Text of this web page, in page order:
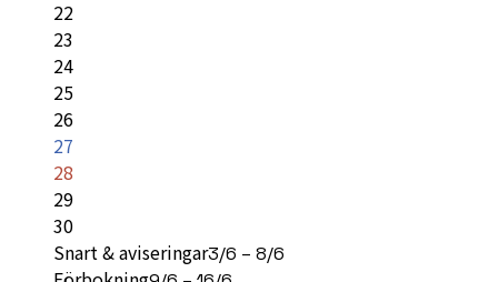
22
23
24
25
26
27
28
29
30
Snart & aviseringar3/6 – 8/6